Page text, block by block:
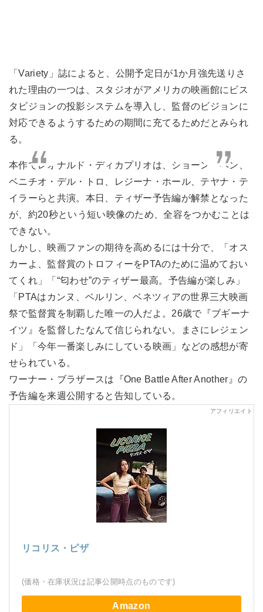
「Variety」誌によると、公開予定日が1か月強先送りさ
れた理由の一つは、スタジオがアメリカの映画館にビス
タビジョンの投影システムを導入し、監督のビジョンに
対応できるようするための期間に充てるためだとみられ
る。
本作でレオナルド・ディカプリオは、ショーン・ペン、
ベニチオ・デル・トロ、レジーナ・ホール、テヤナ・テ
イラーらと共演。本日、ティザー予告編が解禁となった
が、約20秒という短い映像のため、全容をつかむことは
できない。
しかし、映画ファンの期待を高めるには十分で、「オス
カーよ、監督賞のトロフィーをPTAのために温めておい
てくれ」「“匂わせ”のティザー最高。予告編が楽しみ」
「PTAはカンヌ、ベルリン、ベネツィアの世界三大映画
祭で監督賞を制覇した唯一の人だよ。26歳で『ブギーナ
イツ』を監督したなんて信じられない。まさにレジェン
ド」「今年一番楽しみにしている映画」などの感想が寄
せられている。
ワーナー・ブラザースは『One Battle After Another』の
予告編を来週公開すると告知している。
リコリス・ピザ
(価格・在庫状況は記事公開時点のものです)
Amazon